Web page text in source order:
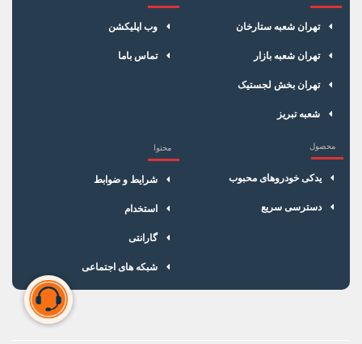
تهران شعبه ستارخان
تهران شعبه بازار
تهران بخش لجستیک
شعبه تبریز
وب اپلیکشن
تماس باما
محصول
یدکی خودروهای محبوب
دسترسی سریع
محتوا
شرایط و ضوابط
استخدام
گارانتی
شبکه های اجتماعی
×